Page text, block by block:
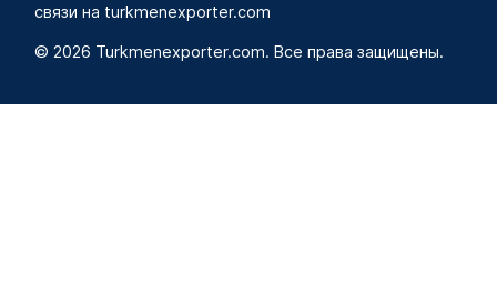
связи на turkmenexporter.com
© 2026 Turkmenexporter.com. Все права защищены.